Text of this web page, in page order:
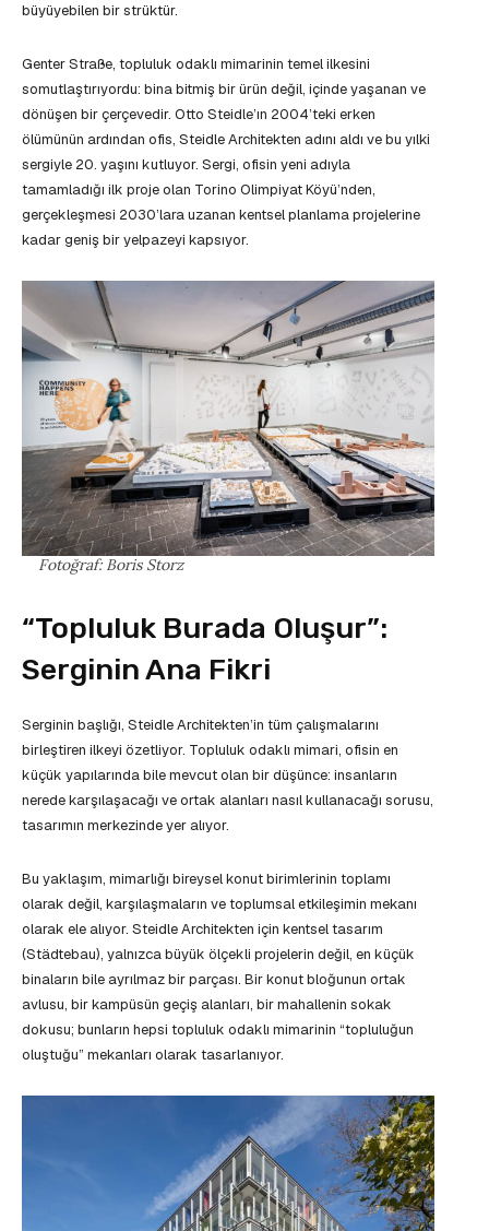
büyüyebilen bir strüktür.
Genter Straße, topluluk odaklı mimarinin temel ilkesini
somutlaştırıyordu: bina bitmiş bir ürün değil, içinde yaşanan ve
dönüşen bir çerçevedir. Otto Steidle’ın 2004’teki erken
ölümünün ardından ofis, Steidle Architekten adını aldı ve bu yılki
sergiyle 20. yaşını kutluyor. Sergi, ofisin yeni adıyla
tamamladığı ilk proje olan Torino Olimpiyat Köyü’nden,
gerçekleşmesi 2030’lara uzanan kentsel planlama projelerine
kadar geniş bir yelpazeyi kapsıyor.
Fotoğraf: Boris Storz
“Topluluk Burada Oluşur”:
Serginin Ana Fikri
Serginin başlığı, Steidle Architekten’in tüm çalışmalarını
birleştiren ilkeyi özetliyor. Topluluk odaklı mimari, ofisin en
küçük yapılarında bile mevcut olan bir düşünce: insanların
nerede karşılaşacağı ve ortak alanları nasıl kullanacağı sorusu,
tasarımın merkezinde yer alıyor.
Bu yaklaşım, mimarlığı bireysel konut birimlerinin toplamı
olarak değil, karşılaşmaların ve toplumsal etkileşimin mekanı
olarak ele alıyor. Steidle Architekten için kentsel tasarım
(Städtebau), yalnızca büyük ölçekli projelerin değil, en küçük
binaların bile ayrılmaz bir parçası. Bir konut bloğunun ortak
avlusu, bir kampüsün geçiş alanları, bir mahallenin sokak
dokusu; bunların hepsi topluluk odaklı mimarinin “topluluğun
oluştuğu” mekanları olarak tasarlanıyor.